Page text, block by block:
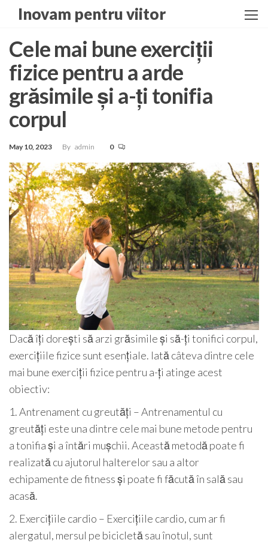
the
content
Inovam pentru viitor
Cele mai bune exerciții
fizice pentru a arde
grăsimile și a-ți tonifia
corpul
May 10, 2023 By admin 0
Dacă îți dorești să arzi grăsimile și să-ți tonifici corpul,
exercițiile fizice sunt esențiale. Iată câteva dintre cele
mai bune exerciții fizice pentru a-ți atinge acest
obiectiv:
1. Antrenament cu greutăți – Antrenamentul cu
greutăți este una dintre cele mai bune metode pentru
a tonifia și a întări mușchii. Această metodă poate fi
realizată cu ajutorul halterelor sau a altor
echipamente de fitness și poate fi făcută în sală sau
acasă.
2. Exercițiile cardio – Exercițiile cardio, cum ar fi
alergatul, mersul pe bicicletă sau înotul, sunt